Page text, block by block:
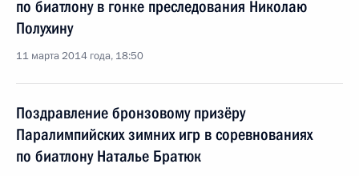
по биатлону в гонке преследования Николаю
Полухину
11 марта 2014 года, 18:50
Поздравление бронзовому призёру
Паралимпийских зимних игр в соревнованиях
по биатлону Наталье Братюк